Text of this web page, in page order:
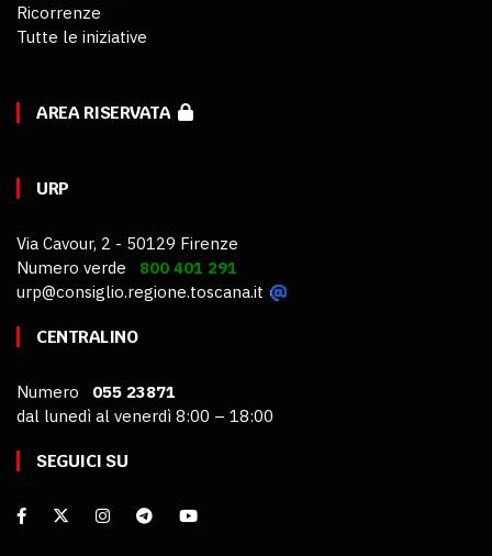
Ricorrenze
Tutte le iniziative
AREA RISERVATA
URP
Via Cavour, 2 - 50129 Firenze
Numero verde 800 401 291
urp@consiglio.regione.toscana.it
CENTRALINO
Numero 055 23871
dal lunedì al venerdì 8:00 – 18:00
SEGUICI SU